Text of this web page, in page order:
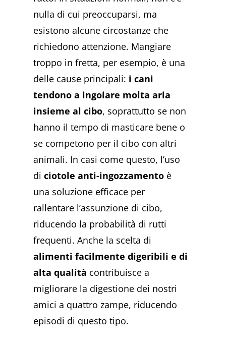
nulla di cui preoccuparsi, ma
esistono alcune circostanze che
richiedono attenzione. Mangiare
troppo in fretta, per esempio, è una
delle cause principali: i cani
tendono a ingoiare molta aria
insieme al cibo, soprattutto se non
hanno il tempo di masticare bene o
se competono per il cibo con altri
animali. In casi come questo, l’uso
diciotole anti-ingozzamento è
una soluzione efficace per
rallentare l’assunzione di cibo,
riducendo la probabilità di rutti
frequenti. Anche la scelta di
alimenti facilmente digeribili e di
alta qualità contribuisce a
migliorare la digestione dei nostri
amici a quattro zampe, riducendo
episodi di questo tipo.